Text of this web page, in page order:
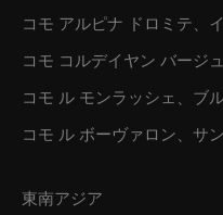
コモ アルピナ ドロミテ、
コモ コルデイヤン バージ
コモ ル モンラッシェ、ブ
コモ ル ボーヴァロン、サ
東南アジア